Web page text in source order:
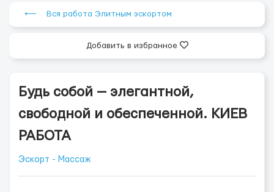
⟵ Вся работа Элитным эскортом
Добавить в избранное
Будь собой — элегантной,
свободной и обеспеченной. КИЕВ
РАБОТА
Эскорт - Массаж